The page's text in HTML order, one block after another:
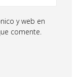
y web en
comente.